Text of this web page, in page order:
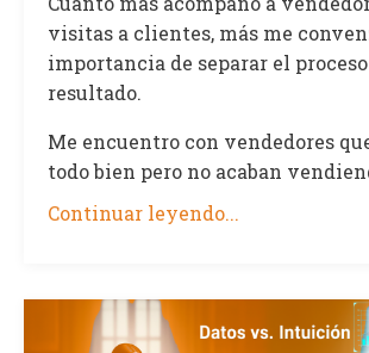
visitas a clientes, más me
importancia de separar el
resultado.
Me encuentro con vendedores
todo bien pero no acaban
Continuar leyendo...